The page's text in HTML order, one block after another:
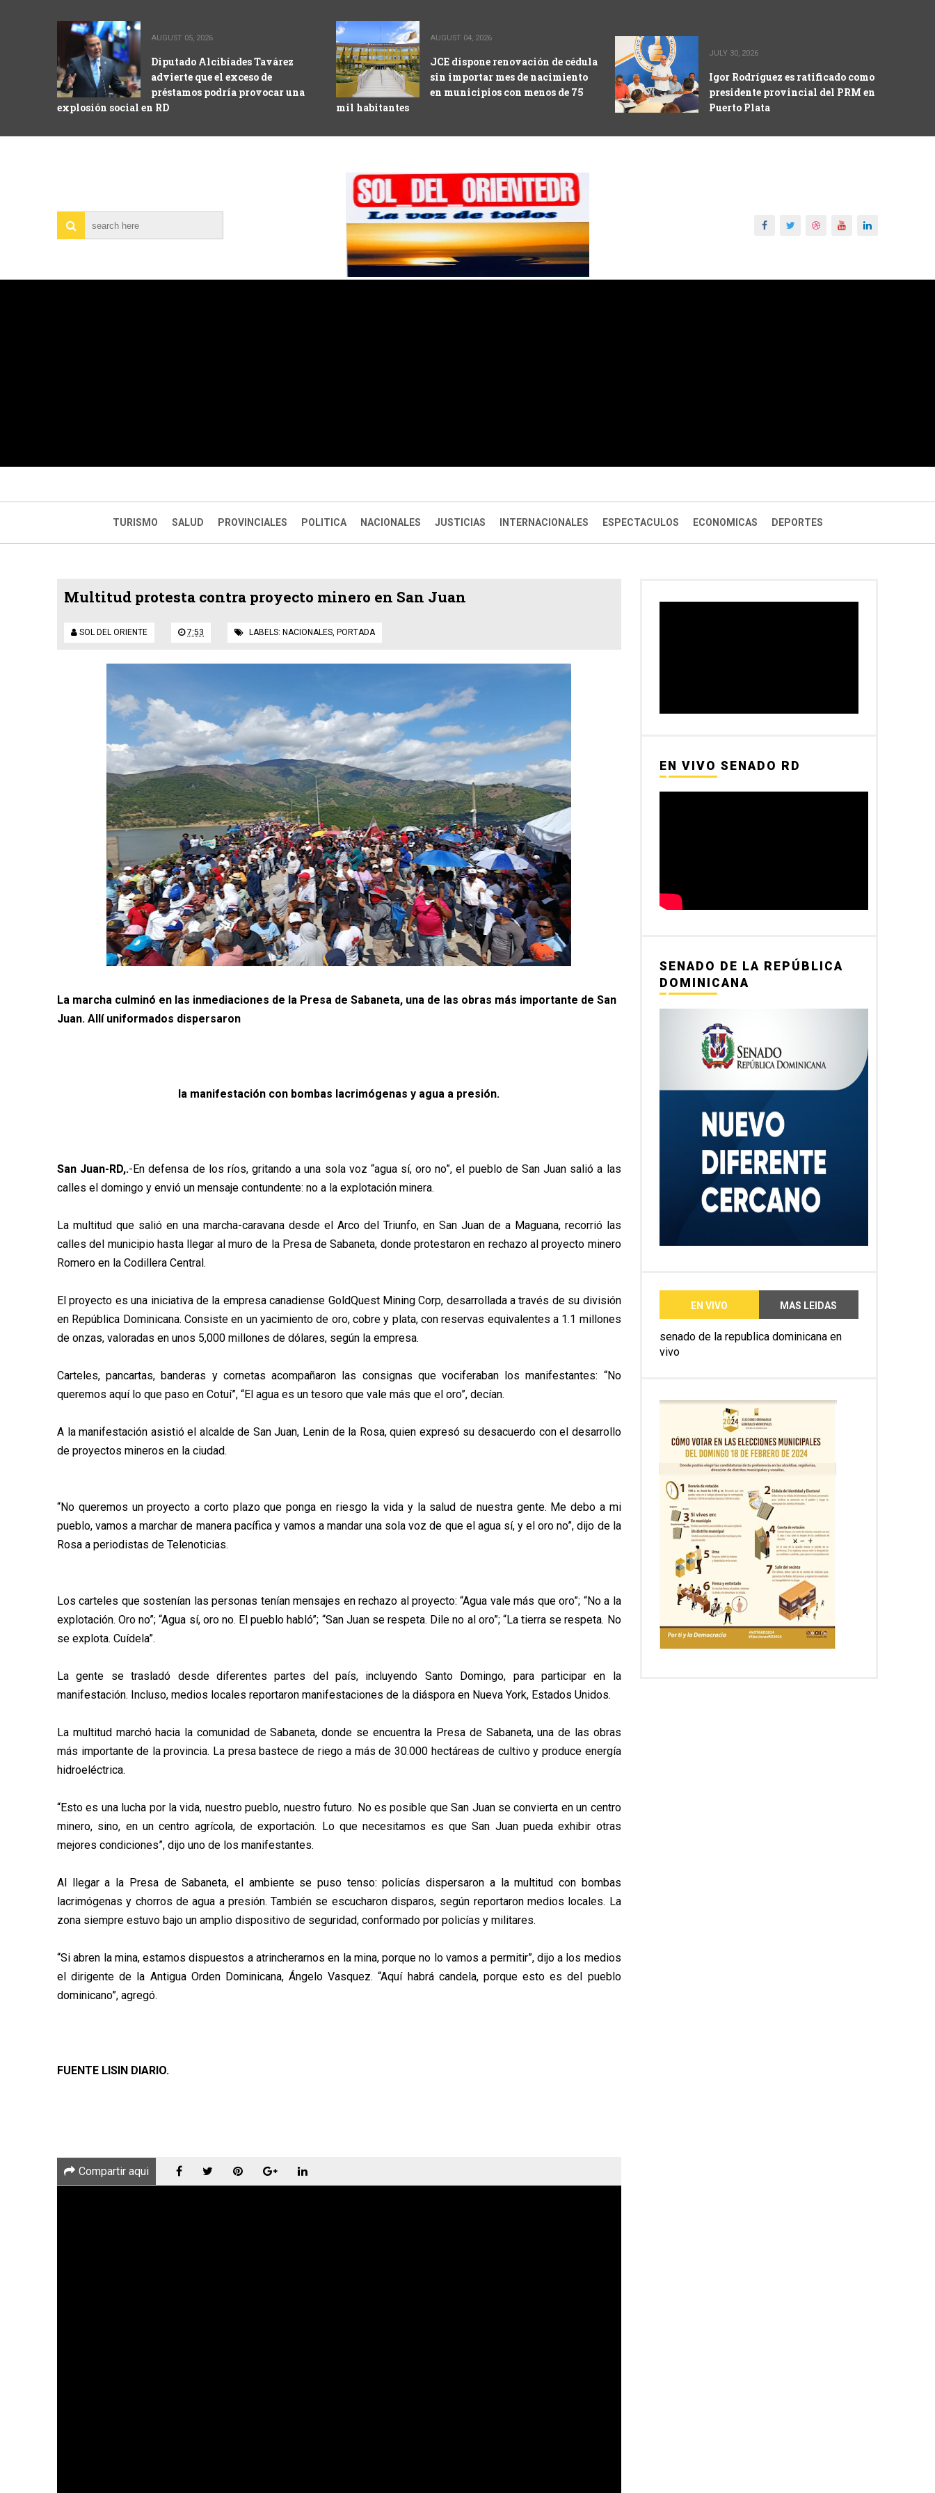
AUGUST 05, 2026
Diputado Alcibíades Tavárez
advierte que el exceso de
préstamos podría provocar una
explosión social en RD
AUGUST 04, 2026
JCE dispone renovación de cédula
sin importar mes de nacimiento
en municipios con menos de 75
mil habitantes
JULY 30, 2026
Igor Rodríguez es ratificado como
presidente provincial del PRM en
Puerto Plata
TURISMO SALUD PROVINCIALES POLITICA NACIONALES JUSTICIAS INTERNACIONALES ESPECTACULOS ECONOMICAS DEPORTES
Multitud protesta contra proyecto minero en San Juan
SOL DEL ORIENTE 7:53 LABELS: NACIONALES PORTADA
La marcha culminó en las inmediaciones de la Presa de Sabaneta, una de las obras más importante de San
Juan. Allí uniformados dispersaron
la manifestación con bombas lacrimógenas y agua a presión.
San Juan-RD,.-En defensa de los ríos, gritando a una sola voz “agua sí, oro no”, el pueblo de San Juan salió a las
calles el domingo y envió un mensaje contundente: no a la explotación minera.
La multitud que salió en una marcha-caravana desde el Arco del Triunfo, en San Juan de a Maguana, recorrió las
calles del municipio hasta llegar al muro de la Presa de Sabaneta, donde protestaron en rechazo al proyecto minero
Romero en la Codillera Central.
El proyecto es una iniciativa de la empresa canadiense GoldQuest Mining Corp, desarrollada a través de su división
en República Dominicana. Consiste en un yacimiento de oro, cobre y plata, con reservas equivalentes a 1.1 millones
de onzas, valoradas en unos 5,000 millones de dólares, según la empresa.
Carteles, pancartas, banderas y cornetas acompañaron las consignas que vociferaban los manifestantes: “No
queremos aquí lo que paso en Cotuí”, “El agua es un tesoro que vale más que el oro”, decían.
A la manifestación asistió el alcalde de San Juan, Lenin de la Rosa, quien expresó su desacuerdo con el desarrollo
de proyectos mineros en la ciudad.
“No queremos un proyecto a corto plazo que ponga en riesgo la vida y la salud de nuestra gente. Me debo a mi
pueblo, vamos a marchar de manera pacífica y vamos a mandar una sola voz de que el agua sí, y el oro no”, dijo de la
Rosa a periodistas de Telenoticias.
Los carteles que sostenían las personas tenían mensajes en rechazo al proyecto: “Agua vale más que oro”; “No a la
explotación. Oro no”; “Agua sí, oro no. El pueblo habló”; “San Juan se respeta. Dile no al oro”; “La tierra se respeta. No
se explota. Cuídela”.
La gente se trasladó desde diferentes partes del país, incluyendo Santo Domingo, para participar en la
manifestación. Incluso, medios locales reportaron manifestaciones de la diáspora en Nueva York, Estados Unidos.
La multitud marchó hacia la comunidad de Sabaneta, donde se encuentra la Presa de Sabaneta, una de las obras
más importante de la provincia. La presa bastece de riego a más de 30.000 hectáreas de cultivo y produce energía
hidroeléctrica.
“Esto es una lucha por la vida, nuestro pueblo, nuestro futuro. No es posible que San Juan se convierta en un centro
minero, sino, en un centro agrícola, de exportación. Lo que necesitamos es que San Juan pueda exhibir otras
mejores condiciones”, dijo uno de los manifestantes.
Al llegar a la Presa de Sabaneta, el ambiente se puso tenso: policías dispersaron a la multitud con bombas
lacrimógenas y chorros de agua a presión. También se escucharon disparos, según reportaron medios locales. La
zona siempre estuvo bajo un amplio dispositivo de seguridad, conformado por policías y militares.
“Si abren la mina, estamos dispuestos a atrincherarnos en la mina, porque no lo vamos a permitir”, dijo a los medios
el dirigente de la Antigua Orden Dominicana, Ángelo Vasquez. “Aquí habrá candela, porque esto es del pueblo
dominicano”, agregó.
FUENTE LISIN DIARIO.
Compartir aqui
EN VIVO SENADO RD
SENADO DE LA REPÚBLICA
DOMINICANA
EN VIVO MAS LEIDAS
senado de la republica dominicana en
vivo